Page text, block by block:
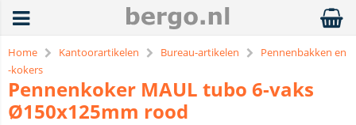
Home Kantoorartikelen Bureau-artikelen
Pennenbakken en
-kokers
Pennenkoker MAUL tubo 6-vaks
Ø150x125mm rood